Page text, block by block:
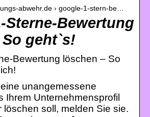
abwehr.de › google-1-stern-be…
Sterne-Bewertung
geht`s!
Bewertung löschen – So
unangemessene
Ihrem Unternehmensprofil
löschen soll, melden Sie sie.